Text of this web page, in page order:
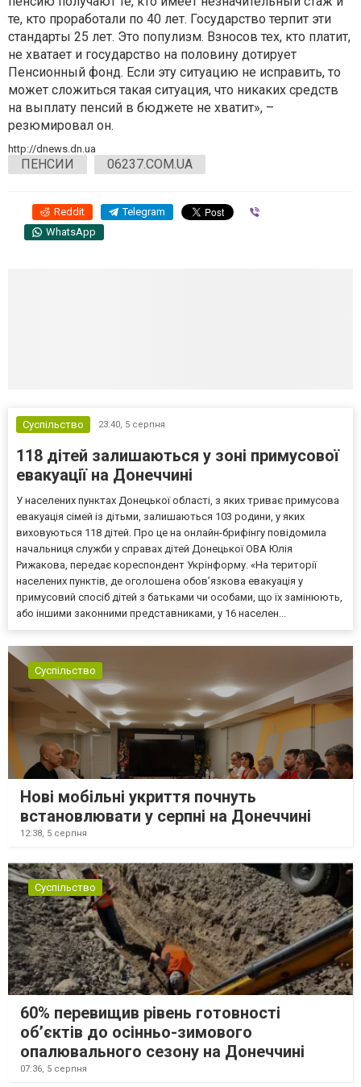
те, кто проработали по 40 лет. Государство терпит эти
стандарты 25 лет. Это популизм. Взносов тех, кто платит,
не хватает и государство на половину дотирует
Пенсионный фонд. Если эту ситуацию не исправить, то
может сложиться такая ситуация, что никаких средств
на выплату пенсий в бюджете не хватит», –
резюмировал он.
http://dnews.dn.ua
ПЕНСИИ 06237.COM.UA
Reddit Telegram
WhatsApp
Суспільство 23:40, 5 серпня
118 дітей залишаються у зоні примусової
евакуації на Донеччині
У населених пунктах Донецької області, з яких триває примусова
евакуація сімей із дітьми, залишаються 103 родини, у яких
виховуються 118 дітей. Про це на онлайн-брифінгу повідомила
начальниця служби у справах дітей Донецької ОВА Юлія
Рижакова, передає кореспондент Укрінформу. «На території
населених пунктів, де оголошена обов’язкова евакуація у
примусовий спосіб дітей з батьками чи особами, що їх замінюють,
або іншими законними представниками, у 16 населен...
Суспільство
Нові мобільні укриття почнуть
встановлювати у серпні на Донеччині
12:38, 5 серпня
Суспільство
60% перевищив рівень готовності
об’єктів до осінньо-зимового
опалювального сезону на Донеччині
07:36, 5 серпня